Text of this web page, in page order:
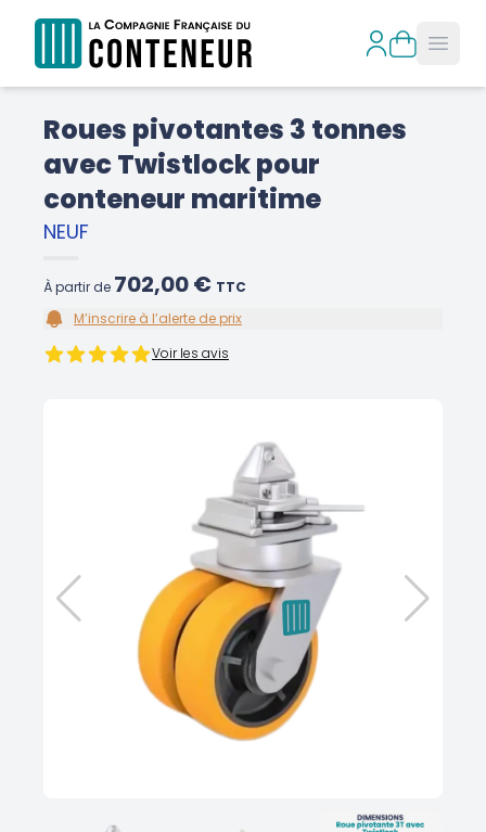
Roues pivotantes 3 tonnes
avec Twistlock pour
conteneur maritime
NEUF
À partir de 702,00 € TTC
M’inscrire à l’alerte de prix
Voir les avis